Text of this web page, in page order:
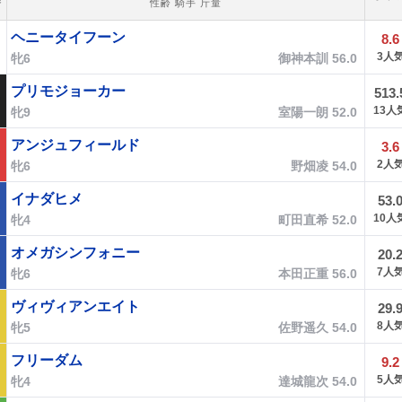
性齢 騎手 斤量
ヘニータイフーン
牝6 御神本訓 56.0
8.6
3人
プリモジョーカー
牝9 室陽一朗 52.0 13人
アンジュフィールド
牝6 野畑凌 54.0
3.6
2人
イナダヒメ
牝4 町田直希 52.0
53.0
10人
オメガシンフォニー
牝6 本田正重 56.0
20.2
7人
ヴィヴィアンエイト
牝5 佐野遥久 54.0
29.9
8人
フリーダム
牝4 達城龍次 54.0
9.2
5人